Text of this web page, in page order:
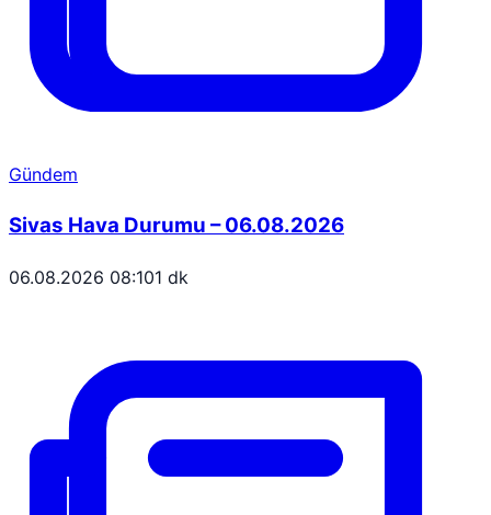
Gündem
Sivas Hava Durumu – 06.08.2026
06.08.2026 08:101 dk